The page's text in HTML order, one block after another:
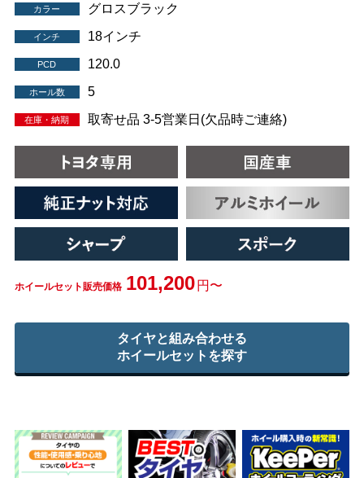
カラー グロスブラック
インチ 18インチ
PCD 120.0
ホール数 5
在庫・納期 取寄せ品 3-5営業日(欠品時ご連絡)
ホイールセット販売価格 101,200 円〜
タイヤと組み合わせる
ホイールセットを探す